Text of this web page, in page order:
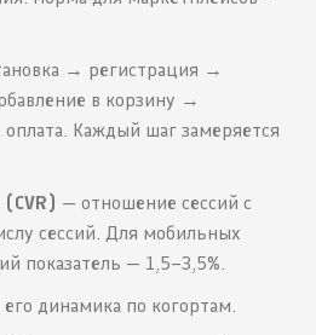
→ регистрация →
в корзину →
Каждый шаг замеряется
— отношение сессий с
сессий. Для мобильных
показатель — 1,5–3,5%.
его динамика по когортам.